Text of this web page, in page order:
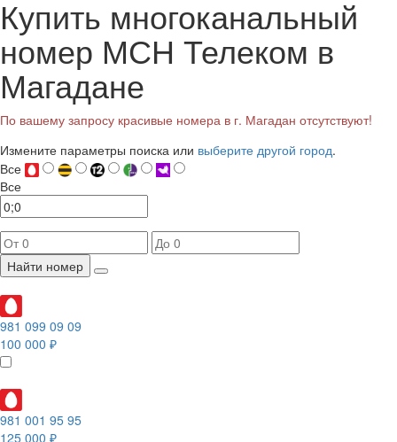
Купить многоканальный
номер МСН Телеком в
Магадане
По вашему запросу красивые номера в г. Магадан отсутствуют!
Измените параметры поиска или выберите другой город.
Все
Все
Найти номер
981 099 09 09
100 000 ₽
981 001 95 95
125 000 ₽